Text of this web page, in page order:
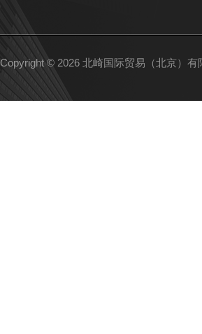
Copyright © 2026 北崎国际贸易（北京）